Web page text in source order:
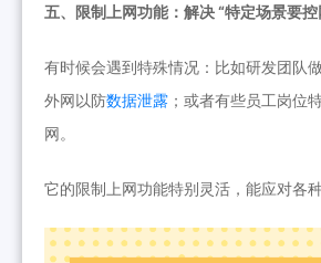
五、限制上网功能：解决 “特定场景要
有时候会遇到特殊情况：比如研发团队
外网以防数据泄露 ；或者有些员工岗位
网。
它的限制上网功能特别灵活，能应对各种